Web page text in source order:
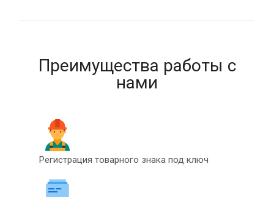
Преимущества работы с
нами
Регистрация товарного знака под ключ